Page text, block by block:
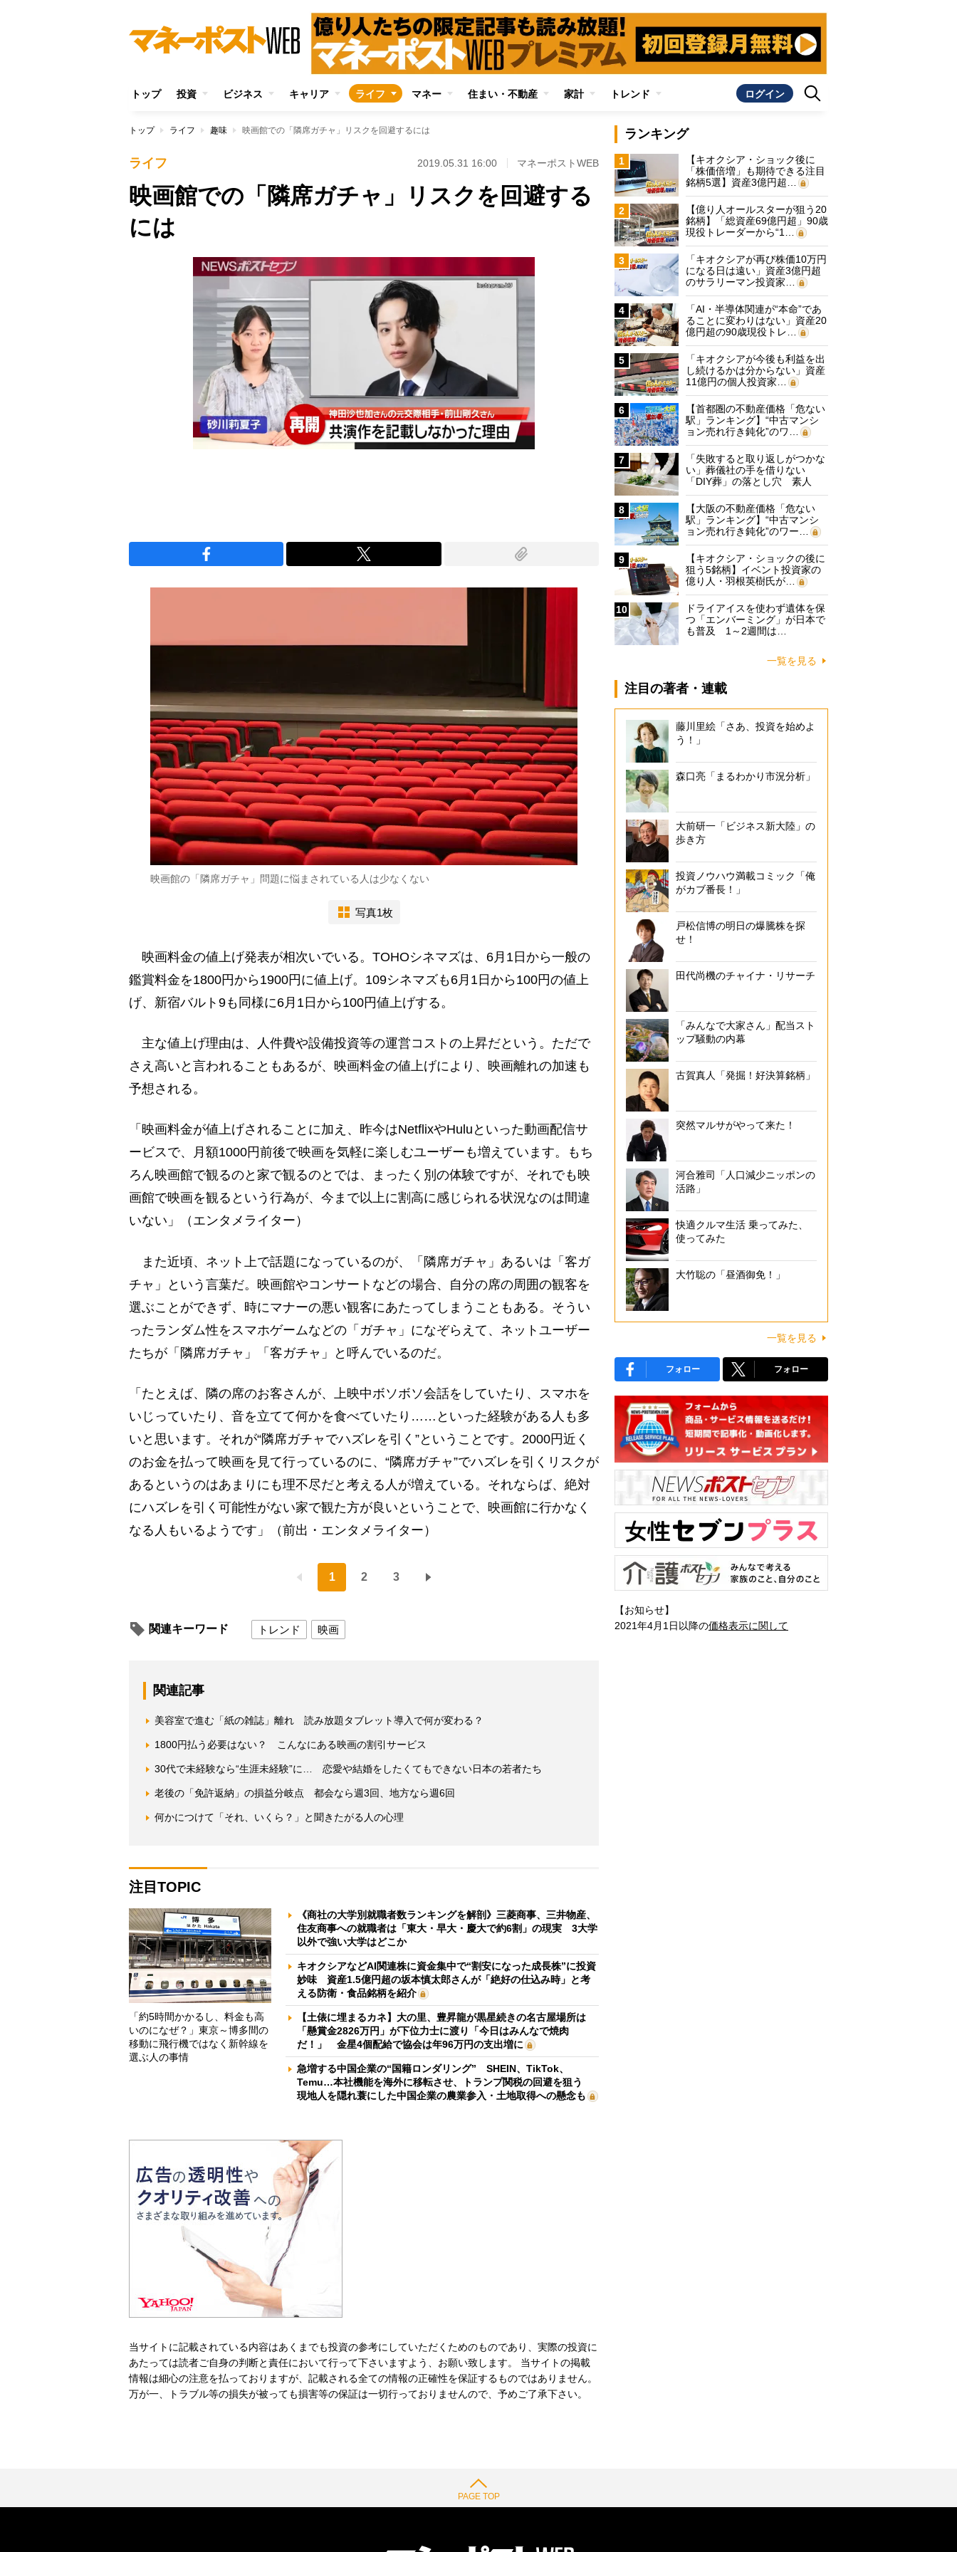
トップ 投資 ビジネス キャリア ライフ マネー 住まい・不動産 家計 トレンド ログイン
トップ ライフ 趣味 映画館での「隣席ガチャ」リスクを回避するには
ライフ 2019.05.31 16:00 マネーポストWEB
映画館での「隣席ガチャ」リスクを回避する
には
映画館の「隣席ガチャ」問題に悩まされている人は少なくない
写真1枚
映画料金の値上げ発表が相次いでいる。TOHOシネマズは、6月1日から一般の
鑑賞料金を1800円から1900円に値上げ。109シネマズも6月1日から100円の値上
げ、新宿バルト9も同様に6月1日から100円値上げする。
主な値上げ理由は、人件費や設備投資等の運営コストの上昇だという。ただで
さえ高いと言われることもあるが、映画料金の値上げにより、映画離れの加速も
予想される。
「映画料金が値上げされることに加え、昨今はNetflixやHuluといった動画配信サ
ービスで、月額1000円前後で映画を気軽に楽しむユーザーも増えています。もち
ろん映画館で観るのと家で観るのとでは、まったく別の体験ですが、それでも映
画館で映画を観るという行為が、今まで以上に割高に感じられる状況なのは間違
いない」（エンタメライター）
また近頃、ネット上で話題になっているのが、「隣席ガチャ」あるいは「客ガ
チャ」という言葉だ。映画館やコンサートなどの場合、自分の席の周囲の観客を
選ぶことができず、時にマナーの悪い観客にあたってしまうこともある。そうい
ったランダム性をスマホゲームなどの「ガチャ」になぞらえて、ネットユーザー
たちが「隣席ガチャ」「客ガチャ」と呼んでいるのだ。
「たとえば、隣の席のお客さんが、上映中ボソボソ会話をしていたり、スマホを
いじっていたり、音を立てて何かを食べていたり……といった経験がある人も多
いと思います。それが“隣席ガチャでハズレを引く”ということです。2000円近く
のお金を払って映画を見て行っているのに、“隣席ガチャ”でハズレを引くリスクが
あるというのはあまりにも理不尽だと考える人が増えている。それならば、絶対
にハズレを引く可能性がない家で観た方が良いということで、映画館に行かなく
なる人もいるようです」（前出・エンタメライター）
1 2 3
関連キーワード トレンド 映画
関連記事
美容室で進む「紙の雑誌」離れ 読み放題タブレット導入で何が変わる？
1800円払う必要はない？ こんなにある映画の割引サービス
30代で未経験なら“生涯未経験”に… 恋愛や結婚をしたくてもできない日本の若者たち
老後の「免許返納」の損益分岐点 都会なら週3回、地方なら週6回
何かにつけて「それ、いくら？」と聞きたがる人の心理
注目TOPIC
「約5時間かかるし、料金も高
いのになぜ？」東京～博多間の
移動に飛行機ではなく新幹線を
選ぶ人の事情
《商社の大学別就職者数ランキングを解剖》三菱商事、三井物産、
住友商事への就職者は「東大・早大・慶大で約6割」の現実 3大学
以外で強い大学はどこか
キオクシアなどAI関連株に資金集中で“割安になった成長株”に投資
妙味 資産1.5億円超の坂本慎太郎さんが「絶好の仕込み時」と考
える防衛・食品銘柄を紹介
【土俵に埋まるカネ】大の里、豊昇龍が黒星続きの名古屋場所は
「懸賞金2826万円」が下位力士に渡り「今日はみんなで焼肉
だ！」 金星4個配給で協会は年96万円の支出増に
急増する中国企業の“国籍ロンダリング” SHEIN、TikTok、
Temu…本社機能を海外に移転させ、トランプ関税の回避を狙う
現地人を隠れ蓑にした中国企業の農業参入・土地取得への懸念も
当サイトに記載されている内容はあくまでも投資の参考にしていただくためのものであり、実際の投資に
あたっては読者ご自身の判断と責任において行って下さいますよう、お願い致します。 当サイトの掲載
情報は細心の注意を払っておりますが、記載される全ての情報の正確性を保証するものではありません。
万が一、トラブル等の損失が被っても損害等の保証は一切行っておりませんので、予めご了承下さい。
ランキング
1
【キオクシア・ショック後に
「株価倍増」も期待できる注目
銘柄5選】資産3億円超…
2
【億り人オールスターが狙う20
銘柄】「総資産69億円超」90歳
現役トレーダーから“1…
3
「キオクシアが再び株価10万円
になる日は遠い」資産3億円超
のサラリーマン投資家…
4
「AI・半導体関連が“本命”であ
ることに変わりはない」資産20
億円超の90歳現役トレ…
5
「キオクシアが今後も利益を出
し続けるかは分からない」資産
11億円の個人投資家…
6
【首都圏の不動産価格「危ない
駅」ランキング】“中古マンシ
ョン売れ行き鈍化”のワ…
7
「失敗すると取り返しがつかな
い」葬儀社の手を借りない
「DIY葬」の落とし穴 素人
に…
8
【大阪の不動産価格「危ない
駅」ランキング】“中古マンシ
ョン売れ行き鈍化”のワー…
9
【キオクシア・ショックの後に
狙う5銘柄】イベント投資家の
億り人・羽根英樹氏が…
10
ドライアイスを使わず遺体を保
つ「エンバーミング」が日本で
も普及 1～2週間は…
一覧を見る
注目の著者・連載
藤川里絵「さあ、投資を始めよ
う！」
森口亮「まるわかり市況分析」
大前研一「ビジネス新大陸」の
歩き方
投資ノウハウ満載コミック「俺
がカブ番長！」
戸松信博の明日の爆騰株を探
せ！
田代尚機のチャイナ・リサーチ
「みんなで大家さん」配当スト
ップ騒動の内幕
古賀真人「発掘！好決算銘柄」
突然マルサがやって来た！
河合雅司「人口減少ニッポンの
活路」
快適クルマ生活 乗ってみた、
使ってみた
大竹聡の「昼酒御免！」
一覧を見る
フォロー フォロー
【お知らせ】
2021年4月1日以降の価格表示に関して
PAGE TOP